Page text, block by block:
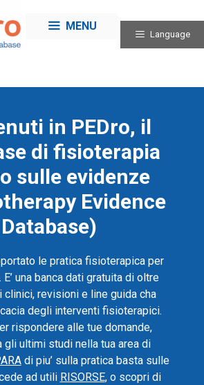
MENU
Language
in PEDro, il
di fisioterapia
sulle evidenze
Evidence
Database)
le pratica fisioterapica per
una banca dati gratuita di oltre
clinici, revisioni e line guida cha
degli interventi fisioterapici.
rispondere alle tue domande,
ultimi studi nella tua area di
di piu’ sulla pratica basta sulle
ad utili RISORSE, o scopri di